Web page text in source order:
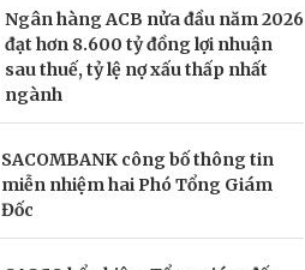
Ngân hàng ACB nửa đầu năm 2026
đạt hơn 8.600 tỷ đồng lợi nhuận
sau thuế, tỷ lệ nợ xấu thấp nhất
ngành
SACOMBANK công bố thông tin
miễn nhiệm hai Phó Tổng Giám
Đốc